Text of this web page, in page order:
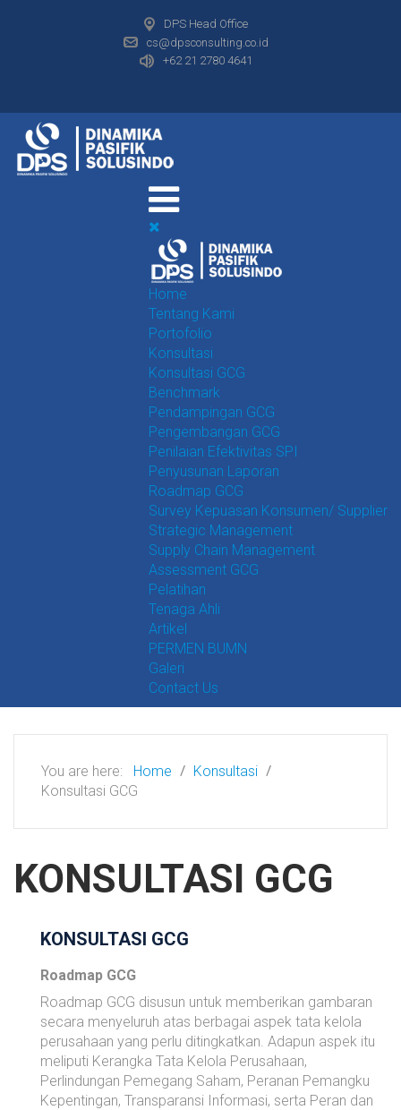
DPS Head Office
cs@dpsconsulting.co.id
+62 21 2780 4641
Home
Tentang Kami
Portofolio
Konsultasi
Konsultasi GCG
Benchmark
Pendampingan GCG
Pengembangan GCG
Penilaian Efektivitas SPI
Penyusunan Laporan
Roadmap GCG
Survey Kepuasan Konsumen/ Supplier
Strategic Management
Supply Chain Management
Assessment GCG
Pelatihan
Tenaga Ahli
Artikel
PERMEN BUMN
Galeri
Contact Us
You are here: Home
Konsultasi
Konsultasi GCG
KONSULTASI GCG
KONSULTASI GCG
Roadmap GCG
Roadmap GCG disusun untuk memberikan gambaran
secara menyeluruh atas berbagai aspek tata kelola
perusahaan yang perlu ditingkatkan. Adapun aspek itu
meliputi Kerangka Tata Kelola Perusahaan,
Perlindungan Pemegang Saham, Peranan Pemangku
Kepentingan, Transparansi Informasi, serta Peran dan